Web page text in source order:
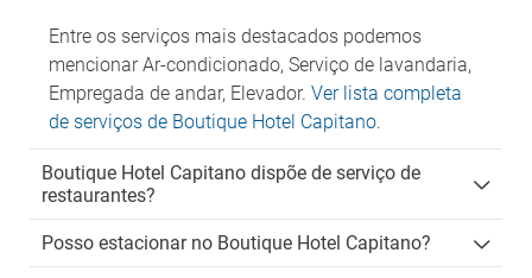
Entre os serviços mais destacados podemos
mencionar Ar-condicionado, Serviço de lavandaria,
Empregada de andar, Elevador. Ver lista completa
de serviços de Boutique Hotel Capitano.
Boutique Hotel Capitano dispõe de serviço de
restaurantes?
Posso estacionar no Boutique Hotel Capitano?